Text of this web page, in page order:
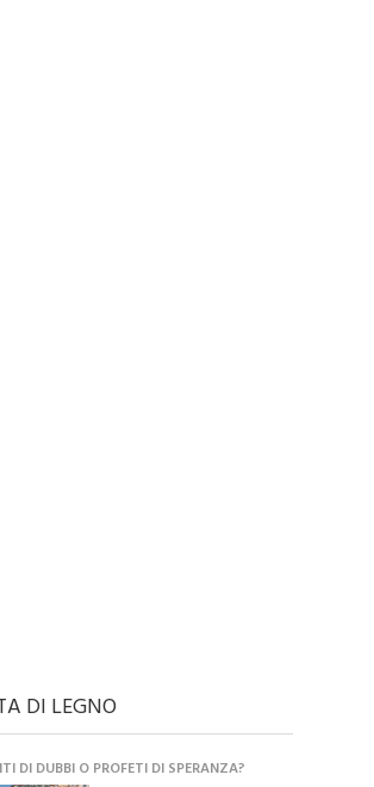
DI LEGNO
DI DUBBI O PROFETI DI SPERANZA?